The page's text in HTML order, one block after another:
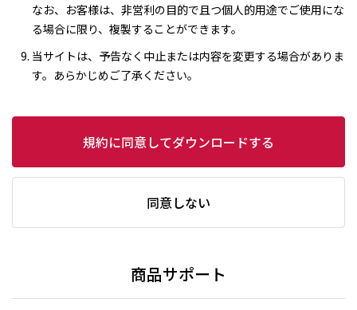
なお、お客様は、非営利の目的で且つ個人的用途でご使用にな
る場合に限り、複製することができます。
当サイトは、予告なく中止または内容を変更する場合がありま
す。あらかじめご了承ください。
規約に同意してダウンロードする
同意しない
商品サポート